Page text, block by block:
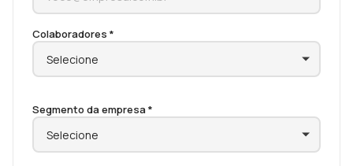
Colaboradores *
Segmento da empresa *